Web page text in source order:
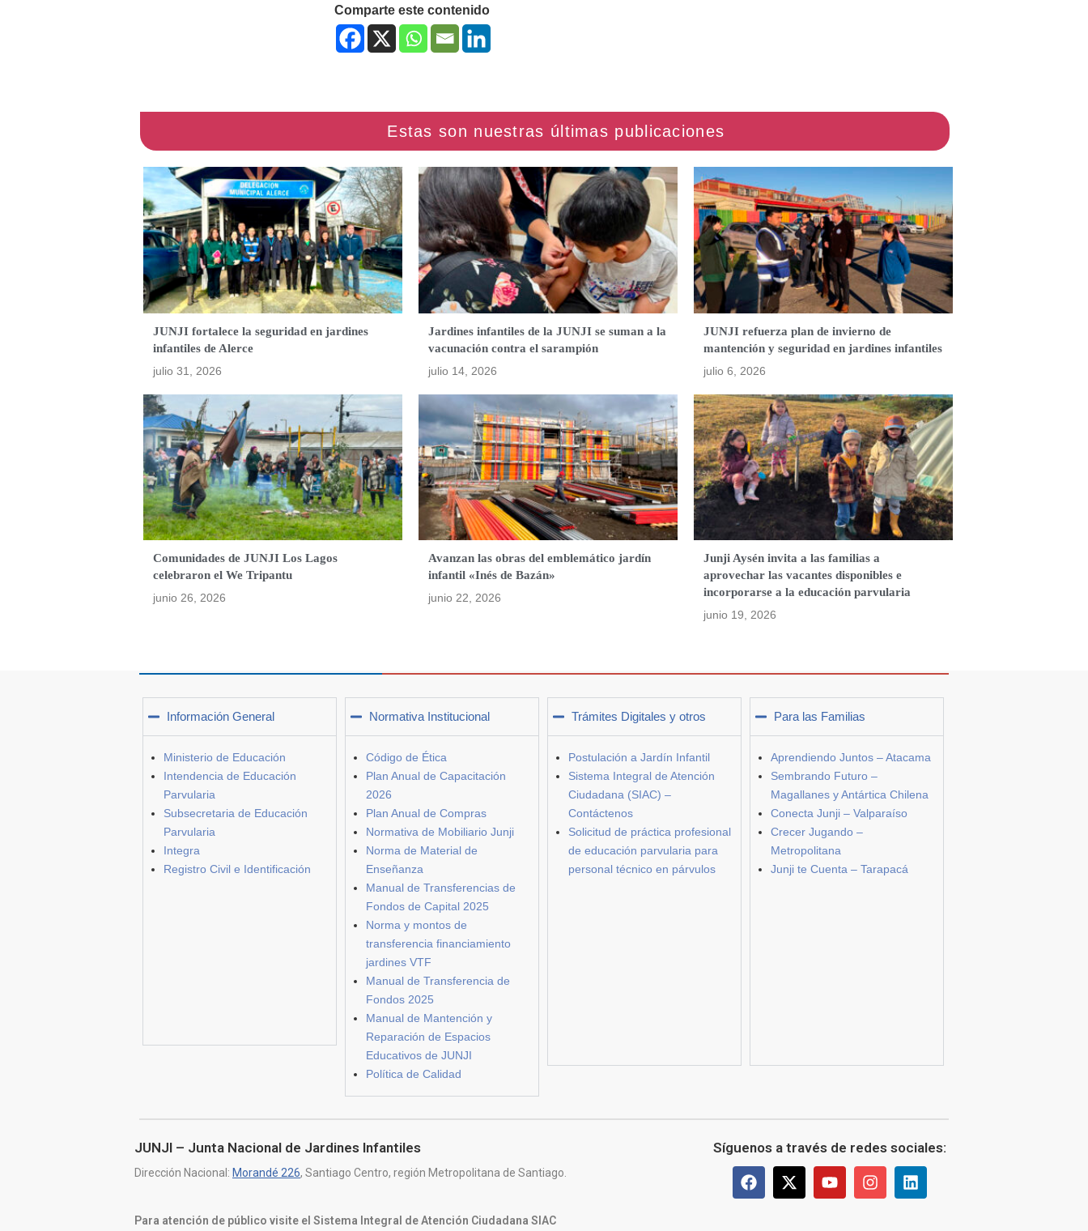
Comparte este contenido
JUNJI fortalece la seguridad en jardines
infantiles de Alerce
julio 31, 2026
Jardines infantiles de la JUNJI se suman a la
vacunación contra el sarampión
julio 14, 2026
JUNJI refuerza plan de invierno de
mantención y seguridad en jardines infantiles
julio 6, 2026
Comunidades de JUNJI Los Lagos
celebraron el We Tripantu
junio 26, 2026
Avanzan las obras del emblemático jardín
infantil «Inés de Bazán»
junio 22, 2026
Junji Aysén invita a las familias a
aprovechar las vacantes disponibles e
incorporarse a la educación parvularia
junio 19, 2026
Información General
Ministerio de Educación
Intendencia de Educación
Parvularia
Subsecretaria de Educación
Parvularia
Integra
Registro Civil e Identificación
Normativa Institucional
Código de Ética
Plan Anual de Capacitación
2026
Plan Anual de Compras
Normativa de Mobiliario Junji
Norma de Material de
Enseñanza
Manual de Transferencias de
Fondos de Capital 2025
Norma y montos de
transferencia financiamiento
jardines VTF
Manual de Transferencia de
Fondos 2025
Manual de Mantención y
Reparación de Espacios
Educativos de JUNJI
Política de Calidad
Trámites Digitales y otros
Postulación a Jardín Infantil
Sistema Integral de Atención
Ciudadana (SIAC) –
Contáctenos
Solicitud de práctica profesional
de educación parvularia para
personal técnico en párvulos
Para las Familias
Aprendiendo Juntos – Atacama
Sembrando Futuro –
Magallanes y Antártica Chilena
Conecta Junji – Valparaíso
Crecer Jugando –
Metropolitana
Junji te Cuenta – Tarapacá
JUNJI – Junta Nacional de Jardines Infantiles
Dirección Nacional: Morandé 226, Santiago Centro, región Metropolitana de Santiago.
Para atención de público visite el Sistema Integral de Atención Ciudadana SIAC
Síguenos a través de redes sociales: